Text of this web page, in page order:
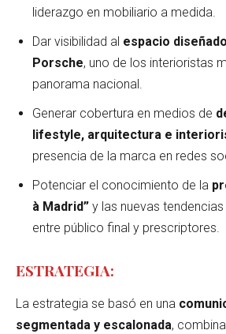
liderazgo en mobiliario a medida.
Dar visibilidad al espacio
Porsche, uno de los interioristas
panorama nacional.
Generar cobertura en medios de
lifestyle, arquitectura e
presencia de la marca en redes
Potenciar el conocimiento de la
à Madrid” y las nuevas
entre público final y prescriptores.
ESTRATEGIA:
La estrategia se basó en una
segmentada y escalonada,